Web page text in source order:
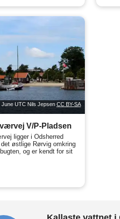
UTC Nils Jepsen CC BY-SA
V/P-Pladsen
ligger i Odsherred
østlige Rørvig omkring
og er kendt for sit